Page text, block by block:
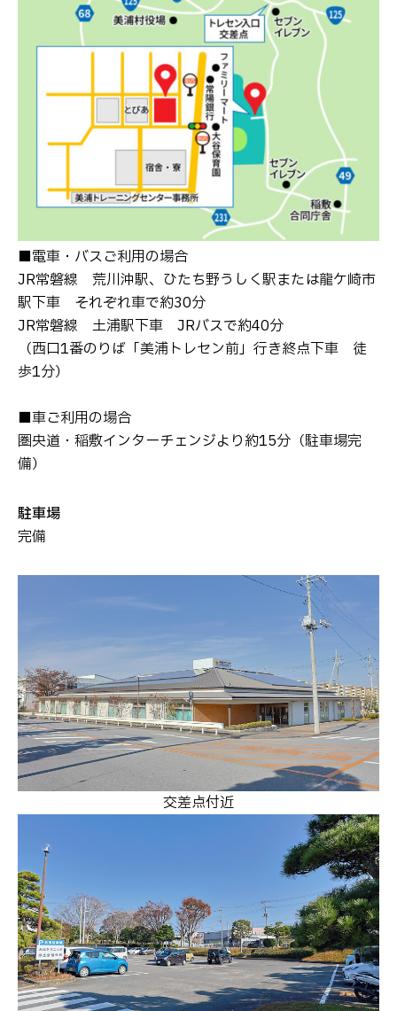
■電車・バスご利用の場合
JR常磐線 荒川沖駅、ひたち野うしく駅または龍ケ崎市
駅下車 それぞれ車で約30分
JR常磐線 土浦駅下車 JRバスで約40分
（西口1番のりば「美浦トレセン前」行き終点下車 徒
歩1分）
■車ご利用の場合
圏央道・稲敷インターチェンジより約15分（駐車場完
備）
駐車場
完備
交差点付近